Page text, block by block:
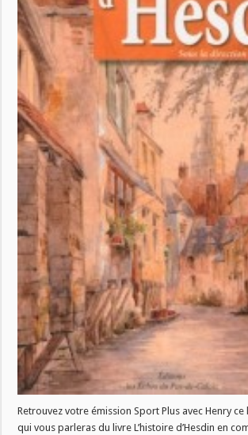
Retrouvez votre émission Sport Plus avec Henry
qui vous parleras du livre L’histoire d’Hesdin en